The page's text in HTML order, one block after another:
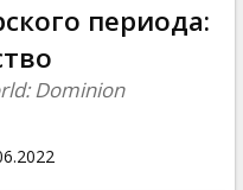
периода:
Dominion